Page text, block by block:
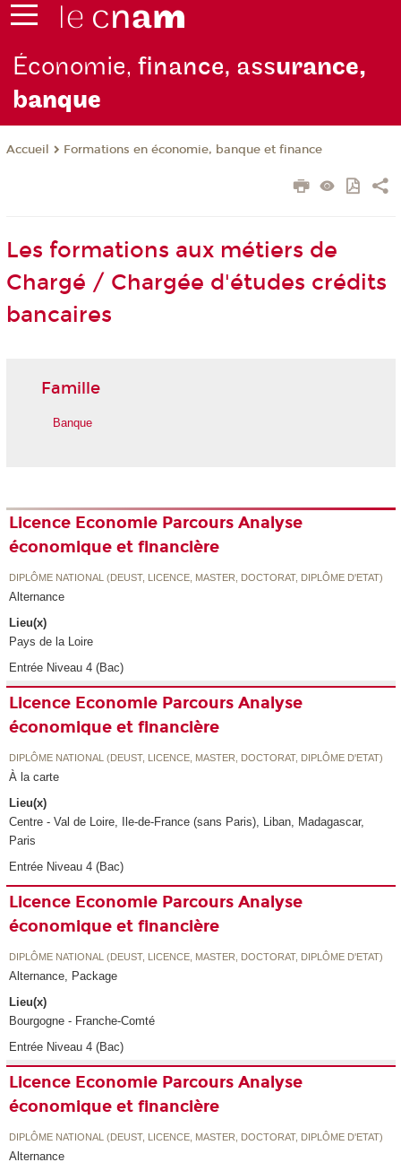
Économie,finance, assurance,
banque
Accueil Formations en économie, banque et finance
Les formations aux métiers de
Chargé / Chargée d'études crédits
bancaires
Famille
Banque
Licence Economie Parcours Analyse
économique et financière
DIPLÔME NATIONAL (DEUST, LICENCE, MASTER, DOCTORAT, DIPLÔME D'ETAT)
Alternance
Lieu(x)
Pays de la Loire
Entrée Niveau 4 (Bac)
Licence Economie Parcours Analyse
économique et financière
DIPLÔME NATIONAL (DEUST, LICENCE, MASTER, DOCTORAT, DIPLÔME D'ETAT)
À la carte
Lieu(x)
Centre - Val de Loire, Ile-de-France (sans Paris), Liban, Madagascar,
Paris
Entrée Niveau 4 (Bac)
Licence Economie Parcours Analyse
économique et financière
DIPLÔME NATIONAL (DEUST, LICENCE, MASTER, DOCTORAT, DIPLÔME D'ETAT)
Alternance, Package
Lieu(x)
Bourgogne - Franche-Comté
Entrée Niveau 4 (Bac)
Licence Economie Parcours Analyse
économique et financière
DIPLÔME NATIONAL (DEUST, LICENCE, MASTER, DOCTORAT, DIPLÔME D'ETAT)
Alternance